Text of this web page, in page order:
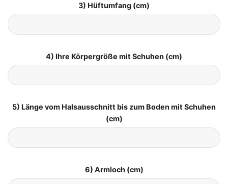
3) Hüftumfang (cm)
4) Ihre Körpergröße mit Schuhen (cm)
5) Länge vom Halsausschnitt bis zum Boden mit Schuhen
(cm)
6) Armloch (cm)